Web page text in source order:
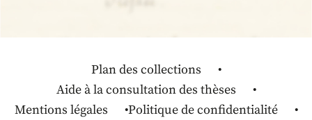
Plan des collections
Aide à la consultation des thèses
Mentions légales
Politique de confidentialité